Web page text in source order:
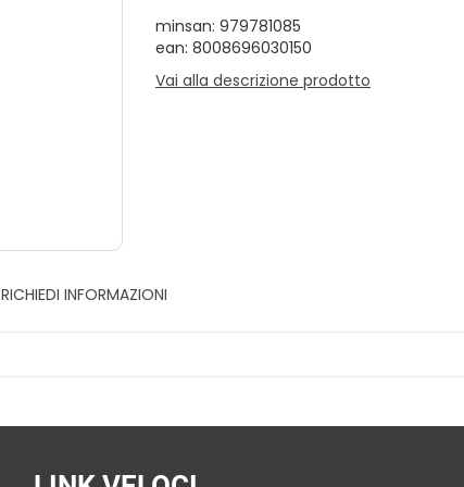
minsan: 979781085
ean: 8008696030150
Vai alla descrizione prodotto
RICHIEDI INFORMAZIONI